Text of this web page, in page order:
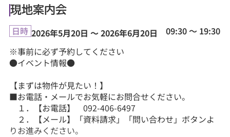
現地案内会
日時 2026年5月20日 ～ 2026年6月20日 09:30 ～ 19:30
※事前に必ず予約してください
●イベント情報●
【まずは物件が見たい！】
■お電話・メールでお気軽にお問合せください。
１．【お電話】 092-406-6497
２．【メール】「資料請求」「問い合わせ」ボタンよ
りお進みください。